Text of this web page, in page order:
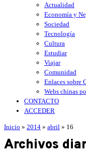
Actualidad
Economía y
Sociedad
Tecnología
Cultura
Estudiar
Viajar
Comunidad
Enlaces sobre
Webs chinas
CONTACTO
ACCEDER
Inicio » 2014 » abril » 16
Archivos